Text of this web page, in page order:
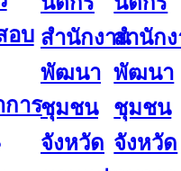
อบ
าร
สำนักงาน
พัฒนา
ชุมชน
จังหวัด
สำนัก
พัฒนา
ชุมชน
จังหวัด